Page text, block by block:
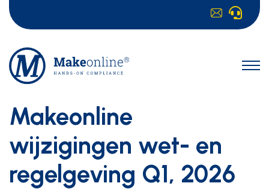
Makeonline
wijzigingen wet- en
regelgeving Q1, 2026